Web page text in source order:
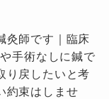
灸師です｜臨床
手術なしに鍼で
り戻したいと考
約束はしませ